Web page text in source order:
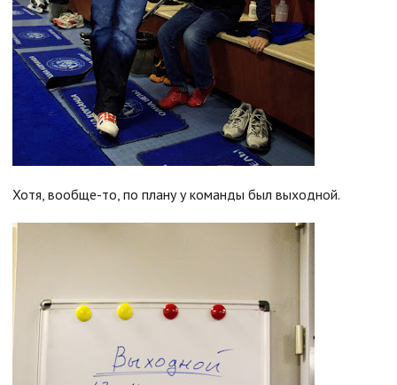
Хотя, вообще-то, по плану у команды был выходной.